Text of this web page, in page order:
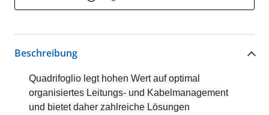
Beschreibung
Quadrifoglio legt hohen Wert auf optimal
organisiertes Leitungs- und Kabelmanagement
und bietet daher zahlreiche Lösungen